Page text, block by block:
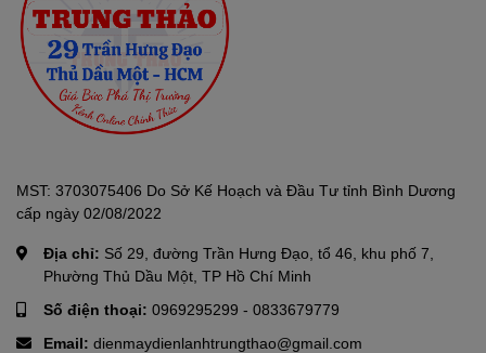
dài. Ngoài ra, việc tích hợp công nghệ Inverter cũng góp phần
mang đến sự an tâm cho người dùng trong vấn đề chi phí điện
năng.
MST: 3703075406 Do Sở Kế Hoạch và Đầu Tư tỉnh Bình Dương
cấp ngày 02/08/2022
Địa chỉ: Số 29, đường Trần Hưng Đạo, tổ 46, khu phố 7,
Phường Thủ Dầu Một, TP Hồ Chí Minh
Số điện thoại: 0969295299 - 0833679779
Email: dienmaydienlanhtrungthao@gmail.com